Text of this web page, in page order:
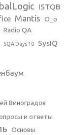
ISTQB
Mantis O_o
Radio QA
SQA Days 10 SysIQ
Виноградов
и ответы
Основы